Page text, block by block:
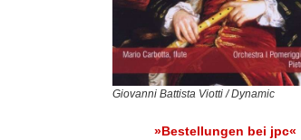
Giovanni Battista Viotti / Dynamic
»Bestellungen bei jpc«